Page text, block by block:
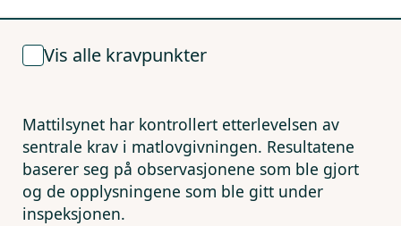
Vis alle kravpunkter
Mattilsynet har kontrollert etterlevelsen av
sentrale krav i matlovgivningen. Resultatene
baserer seg på observasjonene som ble gjort
og de opplysningene som ble gitt under
inspeksjonen.